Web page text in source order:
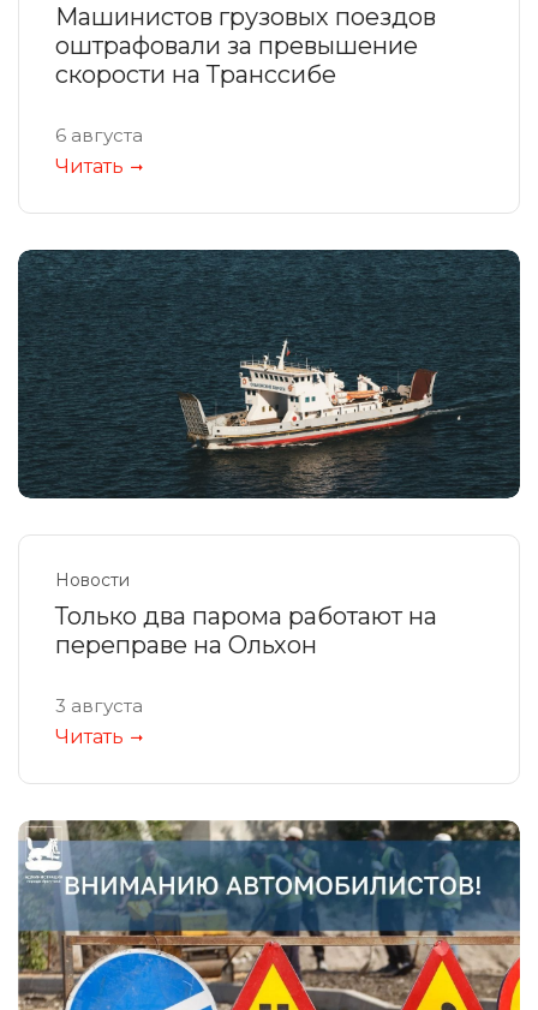
Машинистов грузовых поездов
оштрафовали за превышение
скорости на Транссибе
6 августа
Читать
Новости
Только два парома работают на
переправе на Ольхон
3 августа
Читать